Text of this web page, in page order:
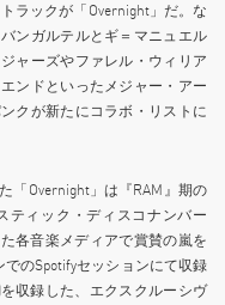
ラックが「Overnight」だ。な
ンガルテルとギ＝マニュエル
ャーズやファレル・ウィリア
ンドといったメジャー・アー
クが新たにコラボ・リストに
「Overnight」は『RAM』期の
ティック・ディスコナンバー
各音楽メディアで賞賛の嵐を
のSpotifyセッションにて収録
を収録した、エクスクルーシヴ